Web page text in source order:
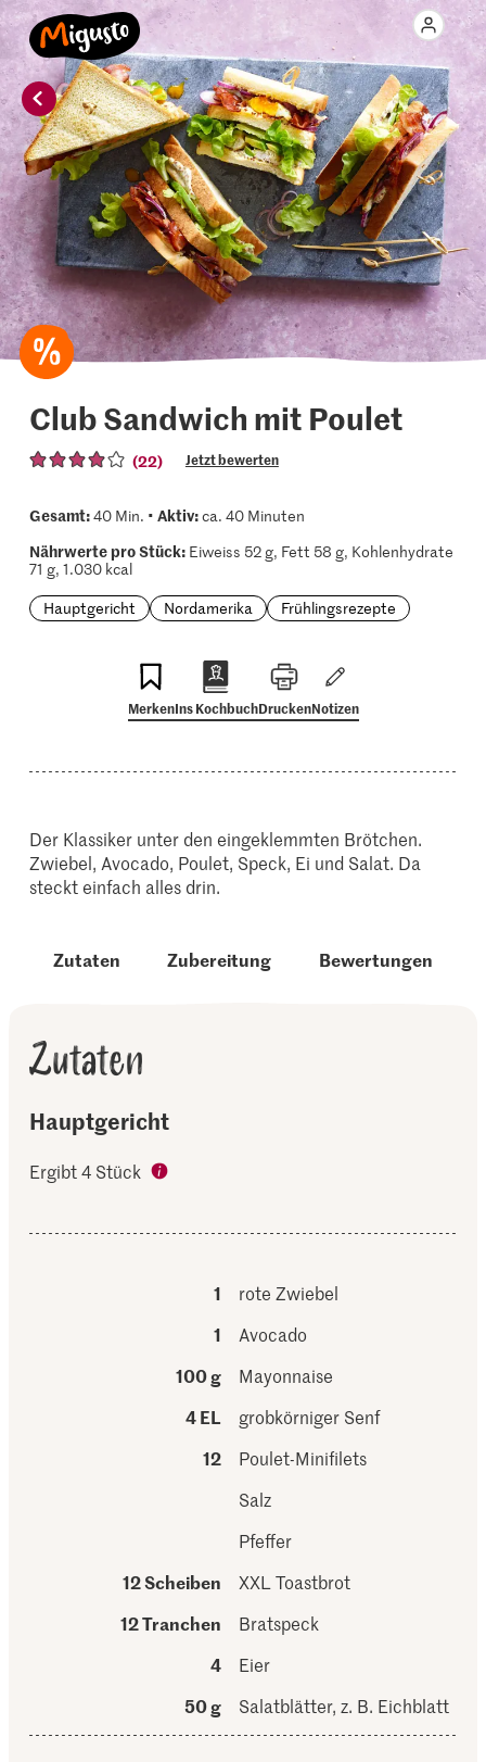
Club Sandwich mit Poulet
(22) Jetzt bewerten
Gesamt:40 Min. • Aktiv:ca. 40 Minuten
Nährwerte pro Stück:Eiweiss 52 g, Fett 58 g, Kohlenhydrate
71 g, 1.030 kcal
Hauptgericht
Nordamerika Frühlingsrezepte
MerkenIns KochbuchDruckenNotizen
Der Klassiker unter den eingeklemmten Brötchen.
Zwiebel, Avocado, Poulet, Speck, Ei und Salat. Da
steckt einfach alles drin.
Zutaten Zubereitung Bewertungen
Zutaten
Hauptgericht
Ergibt 4 Stück
1
rote Zwiebel
1
Avocado
100 g
Mayonnaise
4 EL
grobkörniger Senf
12
Poulet-Minifilets
Salz
Pfeffer
12 Scheiben
XXL Toastbrot
12 Tranchen
Bratspeck
4
Eier
50 g
Salatblätter, z. B. Eichblatt